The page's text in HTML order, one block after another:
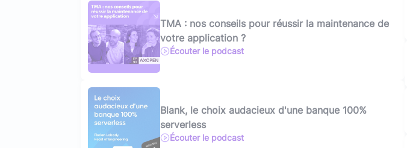
TMA : nos conseils pour réussir la maintenance de
votre application ?
Écouter le podcast
Blank, le choix audacieux d'une banque 100%
serverless
Écouter le podcast